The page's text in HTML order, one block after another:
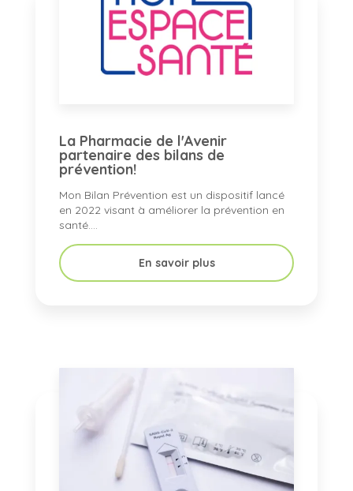
La Pharmacie de l'Avenir
partenaire des bilans de
prévention!
Mon Bilan Prévention est un dispositif lancé
en 2022 visant à améliorer la prévention en
santé....
En savoir plus